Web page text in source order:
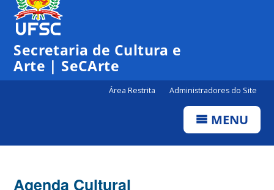
Secretaria de Cultura e
Arte | SeCArte
Área Restrita Administradores do Site
MENU
Agenda Cultural